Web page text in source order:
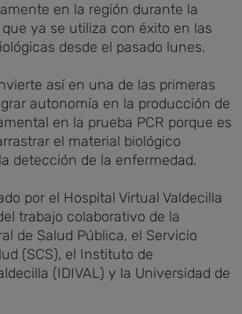
en la región durante la
ya se utiliza con éxito en las
desde el pasado lunes.
así en una de las primeras
autonomía en la producción de
en la prueba PCR porque es
el material biológico
detección de la enfermedad.
por el Hospital Virtual Valdecilla
trabajo colaborativo de la
de Salud Pública, el Servicio
(SCS), el Instituto de
(IDIVAL) y la Universidad de